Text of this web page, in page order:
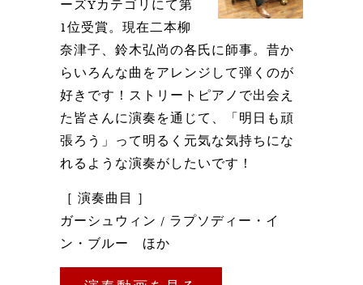
ーズYカテゴリにて第
1位受賞。現在二本柳
奈津子、鈴木弘尚の各氏に師事。昔か
らいろんな曲をアレンジして弾くのが
好きです！ストリートピアノで出会え
た皆さんに演奏を通じて、「明日も頑
張ろう」って明るく元気な気持ちにな
れるような演奏がしたいです！
［ 演奏曲目 ］
ガーシュウィン / ラプソディー・イ
ン・ブルー ほか